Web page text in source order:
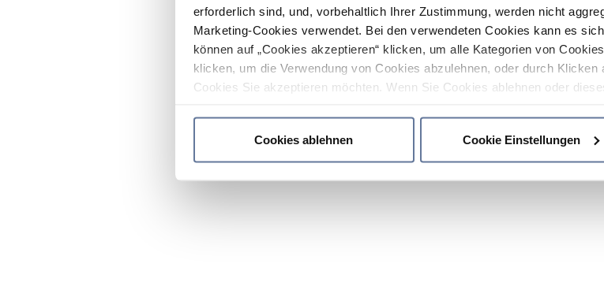
erforderlich sind, und, vorbehaltlich Ihrer Zustimmung, werden nicht
Marketing-Cookies verwendet. Bei den verwendeten Cookies kann es
können auf „Cookies akzeptieren“ klicken, um alle Kategorien von
klicken, um die Verwendung von Cookies abzulehnen, oder durch Klicken
Cookies Sie akzeptieren möchten. Wenn Sie Cookies ablehnen oder
Cookies ablehnen
Cookie Einstellungen